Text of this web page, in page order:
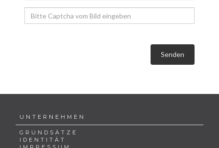
Senden
UNTERNEHMEN
GRUNDSÄTZE
IDENTITÄT